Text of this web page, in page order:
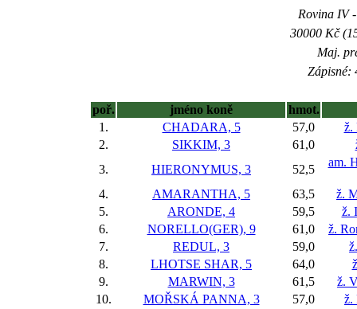
Rovina IV
30000 Kč
Maj.
Zápisné:
poř. jméno koně
hmot.
1.
CHADARA, 5 57,0
ž.
2.
SIKKIM, 3 61,0
3.
HIERONYMUS, 3 52,5
am.
4. AMARANTHA, 5 63,5
ž.
5.
ARONDE, 4 59,5
ž.
6.
NORELLO(GER), 9 61,0
ž.
7.
REDUL, 3 59,0
8.
LHOTSE SHAR, 5 64,0
9.
MARWIN, 3 61,5
ž.
10.
MOŘSKÁ PANNA, 3 57,0
ž.